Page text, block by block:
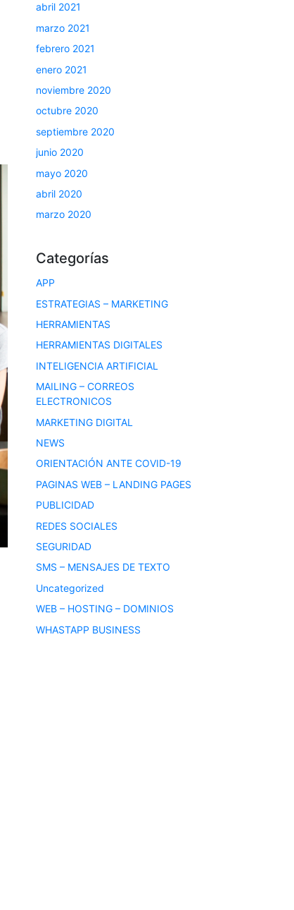
abril 2021
marzo 2021
febrero 2021
enero 2021
noviembre 2020
octubre 2020
septiembre 2020
junio 2020
mayo 2020
abril 2020
marzo 2020
Categorías
APP
ESTRATEGIAS – MARKETING
HERRAMIENTAS
HERRAMIENTAS DIGITALES
INTELIGENCIA ARTIFICIAL
MAILING – CORREOS
ELECTRONICOS
MARKETING DIGITAL
NEWS
ORIENTACIÓN ANTE COVID-19
PAGINAS WEB – LANDING PAGES
PUBLICIDAD
REDES SOCIALES
SEGURIDAD
SMS – MENSAJES DE TEXTO
Uncategorized
WEB – HOSTING – DOMINIOS
WHASTAPP BUSINESS